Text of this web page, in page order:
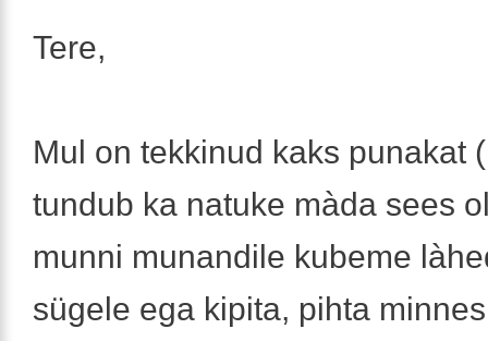
Tere,
Mul on tekkinud kaks punakat
tundub ka natuke màda sees
munni munandile kubeme
sügele ega kipita, pihta